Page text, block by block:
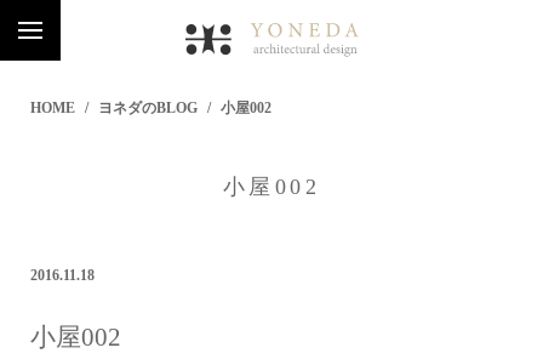
HOME ヨネダのBLOG 小屋002
小屋002
2016.11.18
小屋002